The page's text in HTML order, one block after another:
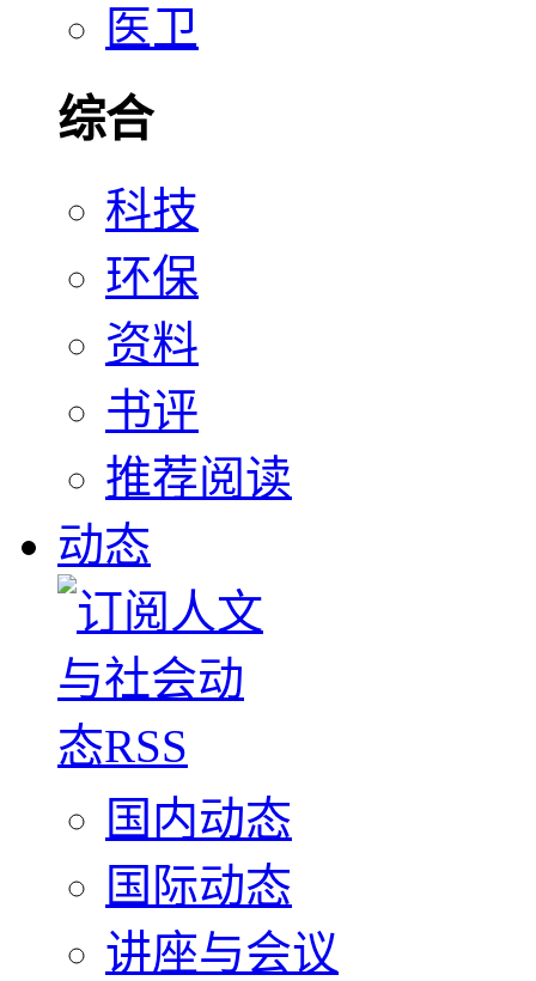
医卫
综合
科技
环保
资料
书评
推荐阅读
动态
国内动态
国际动态
讲座与会议